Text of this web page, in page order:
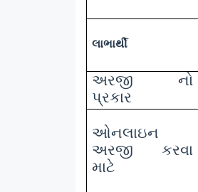
લાભાર્થી
અરજી નો
પ્રકાર
ઓનલાઇન
અરજી કરવા
માટે